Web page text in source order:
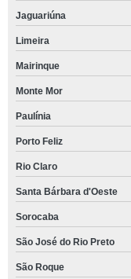
Jaguariúna
Limeira
Mairinque
Monte Mor
Paulínia
Porto Feliz
Rio Claro
Santa Bárbara d'Oeste
Sorocaba
São José do Rio Preto
São Roque